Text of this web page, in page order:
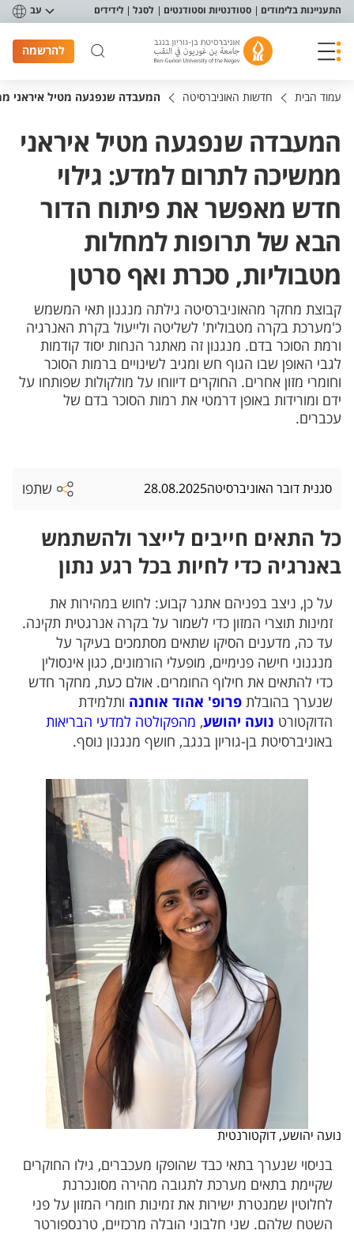
תפריט נגישות
התעניינות בלימודים סטודנטיות וסטודנטים לסגל לידידים עב
להרשמה
עמוד הבית חדשות האוניברסיטה המעבדה שנפגעה מטיל איראני
המעבדה שנפגעה מטיל איראני
ממשיכה לתרום למדע: גילוי
חדש מאפשר את פיתוח הדור
הבא של תרופות למחלות
מטבוליות, סכרת ואף סרטן
קבוצת מחקר מהאוניברסיטה גילתה מנגנון תאי המשמש
כ'מערכת בקרה מטבולית' לשליטה ולייעול בקרת האנרגיה
ורמת הסוכר בדם. מנגנון זה מאתגר הנחות יסוד קודמות
לגבי האופן שבו הגוף חש ומגיב לשינויים ברמות הסוכר
וחומרי מזון אחרים. החוקרים דיווחו על מולקולות שפותחו על
ידם ומורידות באופן דרמטי את רמות הסוכר בדם של
עכברים.
סגנית דובר האוניברסיטה28.08.2025 שתפו
כל התאים חייבים לייצר ולהשתמש
באנרגיה כדי לחיות בכל רגע נתון
על כן, ניצב בפניהם אתגר קבוע: לחוש במהירות את
זמינות תוצרי המזון כדי לשמור על בקרה אנרגטית תקינה.
עד כה, מדענים הסיקו שתאים מסתמכים בעיקר על
מנגנוני חישה פנימיים, מופעלי הורמונים, כגון אינסולין
כדי להתאים את חילוף החומרים. אולם כעת, מחקר חדש
שנערך בהובלת פרופ' אהוד אוחנה ותלמידת
הדוקטורט נועה יהושע, מהפקולטה למדעי הבריאות
באוניברסיטת בן-גוריון בנגב, חושף מנגנון נוסף.
נועה יהושע, דוקטורנטית
בניסוי שנערך בתאי כבד שהופקו מעכברים, גילו החוקרים
שקיימת בתאים מערכת לתגובה מהירה מסונכרנת
לחלוטין שמנטרת ישירות את זמינות חומרי המזון על פני
השטח שלהם. שני חלבוני הובלה מרכזיים, טרנספורטר